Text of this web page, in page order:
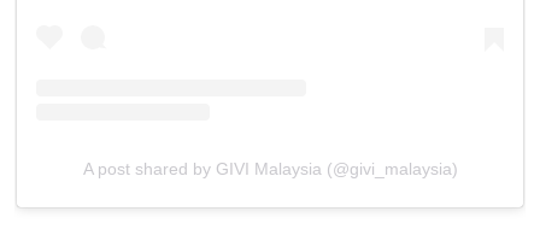
A post shared by GIVI Malaysia (@givi_malaysia)